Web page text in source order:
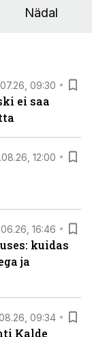
Nädal
09:30
ei saa
12:00
16:46
kuidas
ja
09:34
Kalde